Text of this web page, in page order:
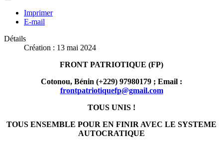
Imprimer
E-mail
Détails
Création : 13 mai 2024
FRONT PATRIOTIQUE (FP)
Cotonou, Bénin (+229) 97980179 ; Email :
frontpatriotiquefp@gmail.com
TOUS UNIS !
TOUS ENSEMBLE POUR EN FINIR AVEC LE SYSTEME
AUTOCRATIQUE